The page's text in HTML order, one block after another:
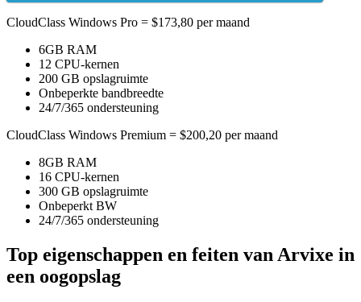
CloudClass Windows Pro = $173,80 per maand
6GB RAM
12 CPU-kernen
200 GB opslagruimte
Onbeperkte bandbreedte
24/7/365 ondersteuning
CloudClass Windows Premium = $200,20 per maand
8GB RAM
16 CPU-kernen
300 GB opslagruimte
Onbeperkt BW
24/7/365 ondersteuning
Top eigenschappen en feiten van Arvixe in
een oogopslag